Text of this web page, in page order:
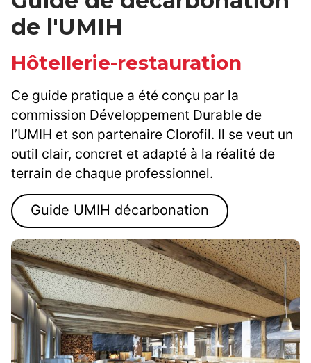
de l'UMIH
Hôtellerie-restauration
Ce guide pratique a été conçu par la
commission Développement Durable de
l’UMIH et son partenaire Clorofil. Il se veut un
outil clair, concret et adapté à la réalité de
terrain de chaque professionnel.
Guide UMIH décarbonation